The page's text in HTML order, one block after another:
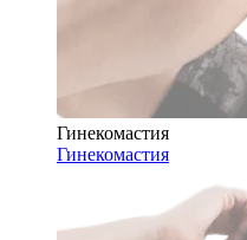
Гинекомастия
Гинекомастия